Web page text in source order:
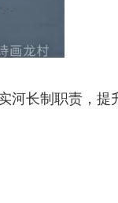
河长制职责，提